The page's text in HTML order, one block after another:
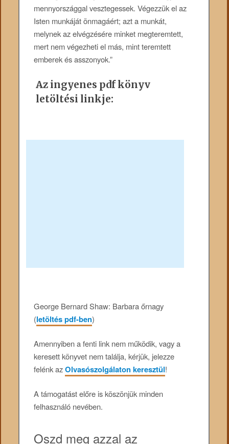
mennyországgal vesztegessek. Végezzük el az
Isten munkáját önmagáért; azt a munkát,
melynek az elvégzésére minket megteremtett,
mert nem végezheti el más, mint teremtett
emberek és asszonyok.”
Az ingyenes pdf könyv
letöltési linkje:
George Bernard Shaw: Barbara őrnagy
(letöltés pdf-ben)
Amennyiben a fenti link nem működik, vagy a
keresett könyvet nem találja, kérjük, jelezze
felénk azOlvasószolgálaton keresztül!
A támogatást előre is köszönjük minden
felhasználó nevében.
Oszd meg azzal az